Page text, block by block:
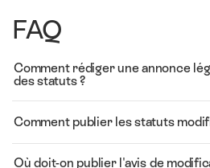
FAQ
Comment rédiger une annonce
des statuts ?
Comment publier les statuts
Où doit-on publier l'avis de